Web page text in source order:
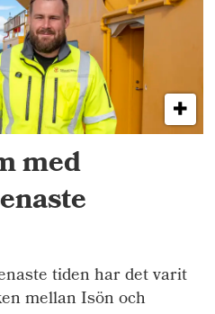
med
tiden har det varit
mellan Isön och